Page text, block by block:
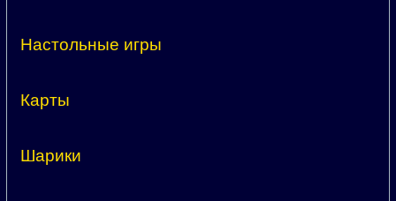
Настольные игры
Карты
Шарики